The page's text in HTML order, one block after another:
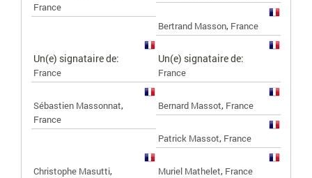
France
Bertrand Masson, France
Un(e) signataire de:
France
Un(e) signataire de:
France
Sébastien Massonnat,
France
Bernard Massot, France
Patrick Massot, France
Christophe Masutti, Muriel Mathelet, France